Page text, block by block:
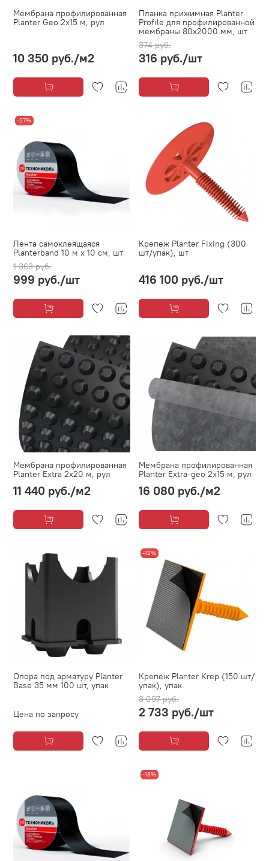
Мембрана профилированная
Planter Geo 2х15 м, рул
10 350 руб./м2
Планка прижимная Planter
Profile для профилированной
мембраны 80х2000 мм, шт
374 руб.
316 руб./шт
-27%
Лента самоклеящаяся
Planterband 10 м х 10 см, шт
1 363 руб.
999 руб./шт
Крепеж Planter Fixing (300
шт/упак), шт
416 100 руб./шт
Мембрана профилированная
Planter Extra 2х20 м, рул
11 440 руб./м2
Мембрана профилированная
Planter Extra-geo 2х15 м, рул
16 080 руб./м2
Опора под арматуру Planter
Base 35 мм 100 шт, упак
Цена по запросу
-12%
Крепёж Planter Krep (150 шт/
упак), упак
3 097 руб.
2 733 руб./шт
-18%